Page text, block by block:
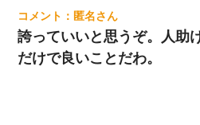
匿名
誇っていいと思うぞ。人助
だけで良いことだわ。